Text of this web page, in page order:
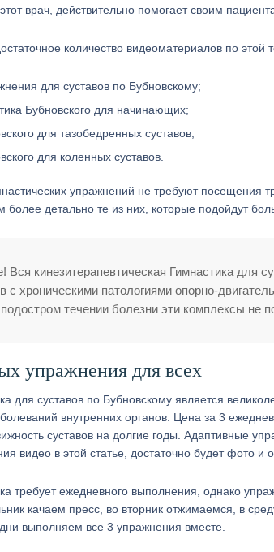
врач, действительно помогает своим
количество видеоматериалов по этой
для суставов по Бубновскому;
Бубновского для начинающих;
для тазобедренных суставов;
для коленных суставов.
упражнений не требуют посещения
более детально те из них, которые подойдут
Вся кинезитерапевтическая Гимнастика для
с хроническими патологиями опорно-
течении болезни эти комплексы не
упражнения для всех
для суставов по Бубновскому является
внутренних органов. Цена за 3
суставов на долгие годы. Адаптивные
видео в этой статье, достаточно будет фото и
требует ежедневного выполнения, однако
качаем пресс, во вторник отжимаемся, в
выполняем все 3 упражнения вместе.